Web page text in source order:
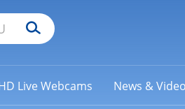
Live Webcams News &